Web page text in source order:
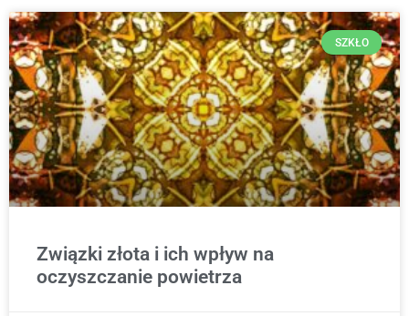
SZKŁO
Związki złota i ich wpływ na
oczyszczanie powietrza